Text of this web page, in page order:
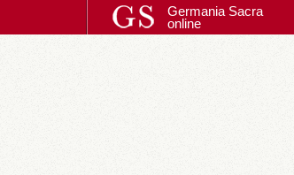
Germania Sacra
online